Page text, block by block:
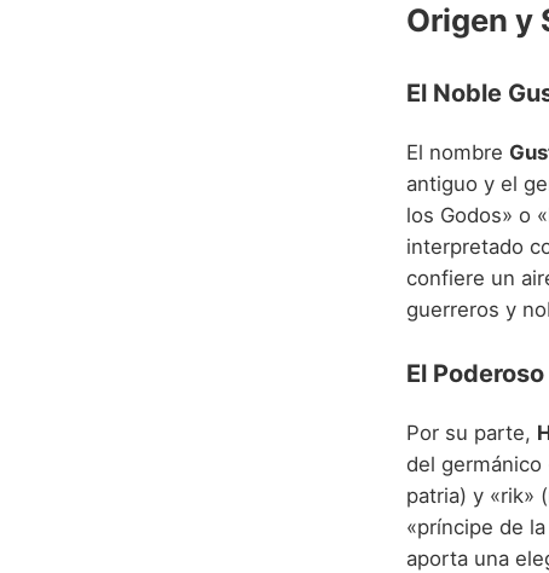
Origen y
El Noble
El nombre
antiguo y el
los Godos» o
interpretado
confiere un
guerreros y
El
Por su parte,
del germánico
patria) y «rik»
«príncipe de
aporta una